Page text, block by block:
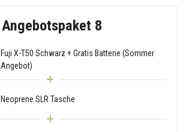
Angebotspaket 8
Fuji X-T50 Schwarz + Gratis Batterie (Sommer
Angebot)
Neoprene SLR Tasche